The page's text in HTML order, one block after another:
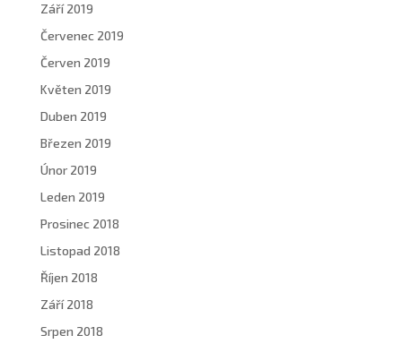
Září 2019
Červenec 2019
Červen 2019
Květen 2019
Duben 2019
Březen 2019
Únor 2019
Leden 2019
Prosinec 2018
Listopad 2018
Říjen 2018
Září 2018
Srpen 2018